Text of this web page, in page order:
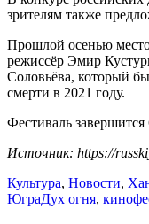
зрителям также
Прошлой осенью место
режиссёр Эмир
Соловьёва, который
смерти в 2021 году.
Фестиваль завершится
Источник: https://
Культура, Новости,
ЮграДух огня,